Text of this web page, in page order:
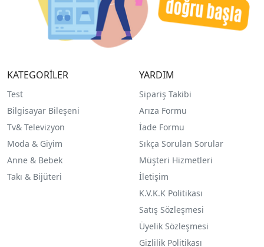
KATEGORİLER
Test
Bilgisayar Bileşeni
Tv& Televizyon
Moda & Giyim
Anne & Bebek
Takı & Bijüteri
YARDIM
Sipariş Takibi
Arıza Formu
İade Formu
Sıkça Sorulan Sorular
Müşteri Hizmetleri
İletişim
K.V.K.K Politikası
Satış Sözleşmesi
Üyelik Sözleşmesi
Gizlilik Politikası